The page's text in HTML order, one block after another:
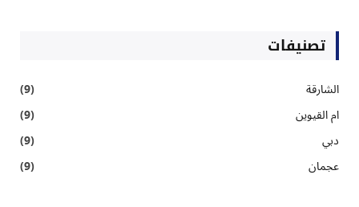
تصنيفات
الشارقة
(9)
ام القيوين
(9)
دبي
(9)
عجمان
(9)